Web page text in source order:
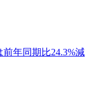
前年同期比24.3%減